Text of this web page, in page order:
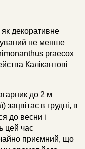
декоративне
не менше
praecox
Калікантові
до 2 м
зацвітає в грудні, в
до весни і
цей час
приємний, що